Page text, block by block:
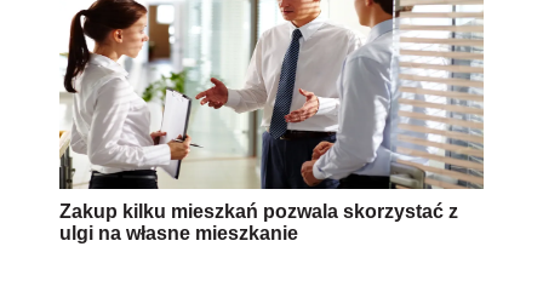
Zakup kilku mieszkań pozwala skorzystać z
ulgi na własne mieszkanie